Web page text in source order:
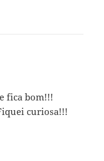
fica bom!!!
curiosa!!!